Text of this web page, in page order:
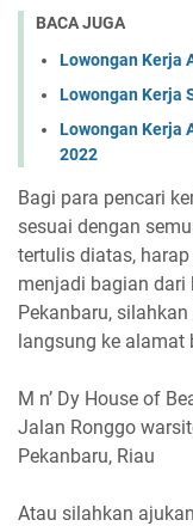
BACA JUGA
Lowongan Kerja
Lowongan Kerja
Lowongan Kerja
2022
Bagi para pencari
sesuai dengan
tertulis diatas,
menjadi bagian dari
Pekanbaru,
langsung ke alamat
M n’ Dy House of
Jalan Ronggo
Pekanbaru, Riau
Atau silahkan